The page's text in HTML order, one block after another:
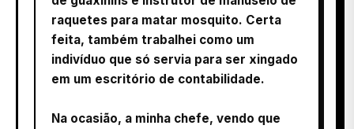
raquetes para matar mosquito. Certa
feita, também trabalhei como um
indivíduo que só servia para ser xingado
em um escritório de contabilidade.
Na ocasião, a minha chefe, vendo que